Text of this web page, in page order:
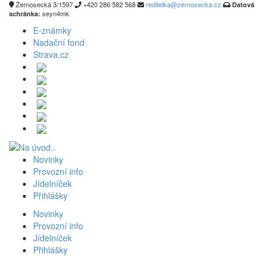
Žernosecká 3/1597 +420 286 582 568 reditelka@zernosecka.cz
Datová
schránka: seyn4mk
E-známky
Nadační fond
Strava.cz
Novinky
Provozní info
Jídelníček
Přihlášky
Novinky
Provozní info
Jídelníček
Přihlášky